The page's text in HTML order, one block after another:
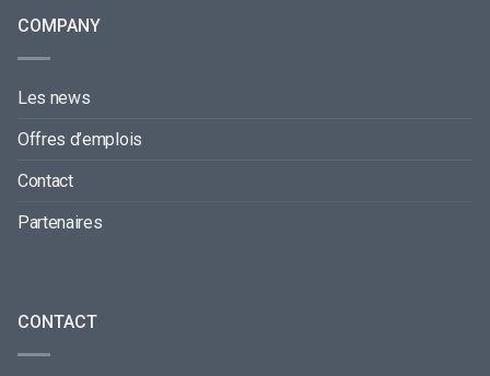
COMPANY
Les news
Offres d’emplois
Contact
Partenaires
CONTACT